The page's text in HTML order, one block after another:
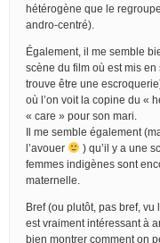
hétérogène que le
andro-centré).
Également, il me semble
scène du film où est mis
trouve être une
où l’on voit la copine du «
« care » pour son mari.
Il me semble également
l’avouer
) qu’il y a une
femmes indigènes sont
maternelle.
Bref (ou plutôt, pas bref, vu
est vraiment intéressant à
bien montrer comment on